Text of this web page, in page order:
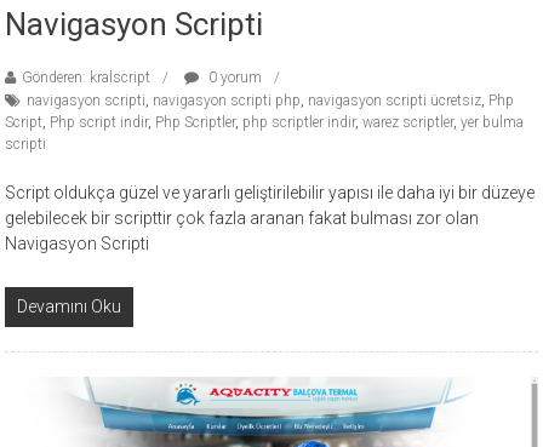
Navigasyon Scripti
Gönderen: kralscript
0 yorum
navigasyon scripti, navigasyon scripti php, navigasyon scripti ücretsiz, Php
Script, Php script indir, Php Scriptler, php scriptler indir,warez scriptler,yer bulma
scripti
Script oldukça güzel ve yararlı geliştirilebilir yapısı ile daha iyi bir düzeye
gelebilecek bir scripttir çok fazla aranan fakat bulması zor olan
Navigasyon Scripti
Devamını Oku